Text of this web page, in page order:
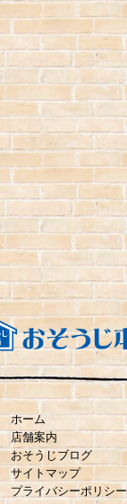
ホーム
店舗案内
おそうじブログ
サイトマップ
プライバシーポリシー